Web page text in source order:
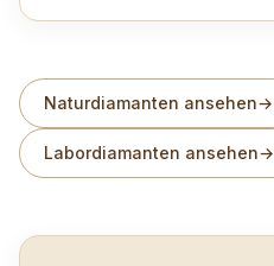
Naturdiamanten ansehen→
Labordiamanten ansehen→